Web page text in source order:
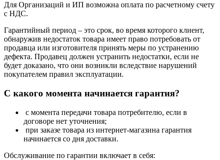
Для Организаций и ИП возможна оплата по расчетному счету
с НДС.
Гарантийный период – это срок, во время которого клиент,
обнаружив недостаток товара имеет право потребовать от
продавца или изготовителя принять меры по устранению
дефекта. Продавец должен устранить недостатки, если не
будет доказано, что они возникли вследствие нарушений
покупателем правил эксплуатации.
С какого момента начинается гарантия?
с момента передачи товара потребителю, если в
договоре нет уточнения;
при заказе товара из интернет-магазина гарантия
начинается со дня доставки.
Обслуживание по гарантии включает в себя: